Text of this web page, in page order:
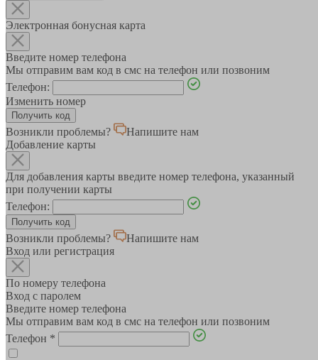
Электронная бонусная карта
Введите номер телефона
Мы отправим вам код в смс на телефон или позвоним
Телефон:
Изменить номер
Возникли проблемы?
Напишите нам
Добавление карты
Для добавления карты введите номер телефона, указанный
при получении карты
Телефон:
Возникли проблемы?
Напишите нам
Вход или регистрация
По номеру телефона
Вход с паролем
Введите номер телефона
Мы отправим вам код в смс на телефон или позвоним
Телефон *